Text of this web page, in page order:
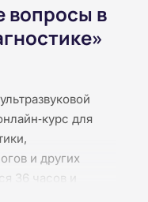
вопросы в
для
и других
36 часов и
Слушатели